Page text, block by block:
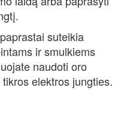
suteikia
ir smulkiems
naudoti oro
elektros jungties.